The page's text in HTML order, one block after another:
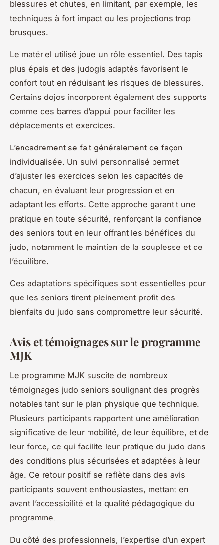
blessures et chutes, en limitant, par exemple, les
techniques à fort impact ou les projections trop
brusques.
Le matériel utilisé joue un rôle essentiel. Des tapis
plus épais et des judogis adaptés favorisent le
confort tout en réduisant les risques de blessures.
Certains dojos incorporent également des supports
comme des barres d’appui pour faciliter les
déplacements et exercices.
L’encadrement se fait généralement de façon
individualisée. Un suivi personnalisé permet
d’ajuster les exercices selon les capacités de
chacun, en évaluant leur progression et en
adaptant les efforts. Cette approche garantit une
pratique en toute sécurité, renforçant la confiance
des seniors tout en leur offrant les bénéfices du
judo, notamment le maintien de la souplesse et de
l’équilibre.
Ces adaptations spécifiques sont essentielles pour
que les seniors tirent pleinement profit des
bienfaits du judo sans compromettre leur sécurité.
Avis et témoignages sur le programme
MJK
Le programme MJK suscite de nombreux
témoignages judo seniors soulignant des progrès
notables tant sur le plan physique que technique.
Plusieurs participants rapportent une amélioration
significative de leur mobilité, de leur équilibre, et de
leur force, ce qui facilite leur pratique du judo dans
des conditions plus sécurisées et adaptées à leur
âge. Ce retour positif se reflète dans des avis
participants souvent enthousiastes, mettant en
avant l’accessibilité et la qualité pédagogique du
programme.
Du côté des professionnels, l’expertise d’un expert